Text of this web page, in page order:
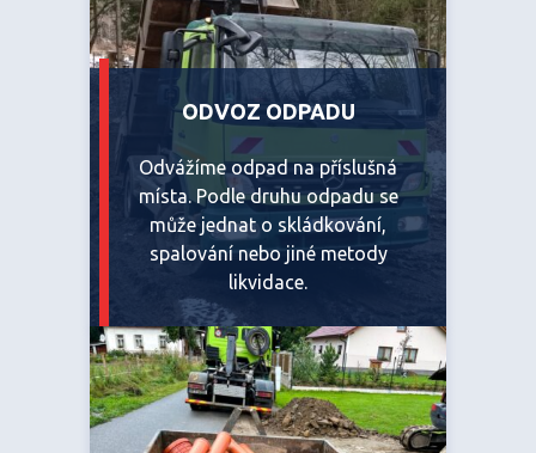
ODVOZ ODPADU
Odvážíme odpad na příslušná
místa. Podle druhu odpadu se
může jednat o skládkování,
spalování nebo jiné metody
likvidace.